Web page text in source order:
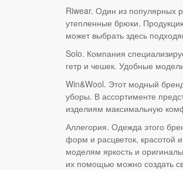
Riwear. Один из популярных
утепленные брюки.
может выбрать здесь
Solo. Компания
гетр и чешек. Удобные
Win&Wool. Этот модный
уборы. В ассортименте
изделиям максимальную
Аллегория. Одежда этого
форм и расцветок, красотой
моделям яркость и
их помощью можно создать